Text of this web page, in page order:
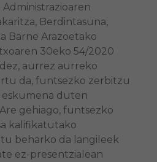
Berdintasuna,
Barne Arazoetako
30eko 54/2020
aurrez aurreko
da, funtsezko zerbitzu
duten
gehiago, funtsezko
kalifikatutako
beharko da langileek
ez-presentzialean